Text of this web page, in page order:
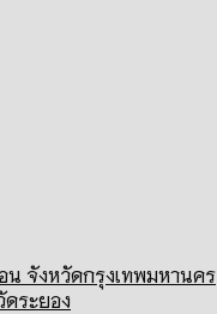
จังหวัดกรุงเทพมหานคร
ระยอง